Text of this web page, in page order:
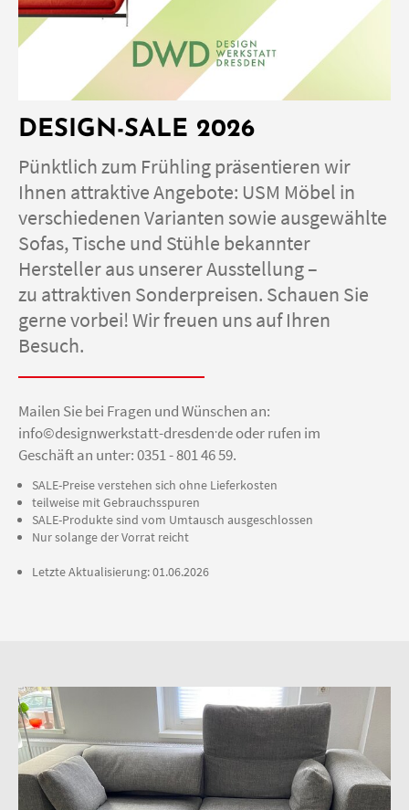
DESIGN-SALE 2026
Pünktlich zum Frühling präsentieren wir
Ihnen attraktive Angebote: USM Möbel in
verschiedenen Varianten sowie ausgewählte
Sofas, Tische und Stühle bekannter
Hersteller aus unserer Ausstellung –
zu attraktiven Sonderpreisen. Schauen Sie
gerne vorbei! Wir freuen uns auf Ihren
Besuch.
Mailen Sie bei Fragen und Wünschen an:
info©designwerkstatt-dresden.deoder rufen im
Geschäft an unter: 0351 - 801 46 59.
SALE-Preise verstehen sich ohne Lieferkosten
teilweise mit Gebrauchsspuren
SALE-Produkte sind vom Umtausch ausgeschlossen
Nur solange der Vorrat reicht
Letzte Aktualisierung: 01.06.2026